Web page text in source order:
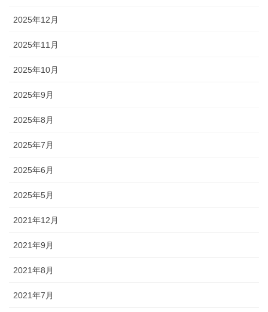
2025年12月
2025年11月
2025年10月
2025年9月
2025年8月
2025年7月
2025年6月
2025年5月
2021年12月
2021年9月
2021年8月
2021年7月